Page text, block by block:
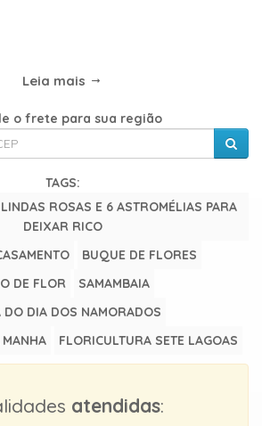
Leia mais
o frete para sua região
TAGS:
ROSAS E 6 ASTROMÉLIAS PARA
DEIXAR RICO
BUQUE DE FLORES
DE FLOR
SAMAMBAIA
DO DIA DOS NAMORADOS
MANHA
FLORICULTURA SETE LAGOAS
atendidas: